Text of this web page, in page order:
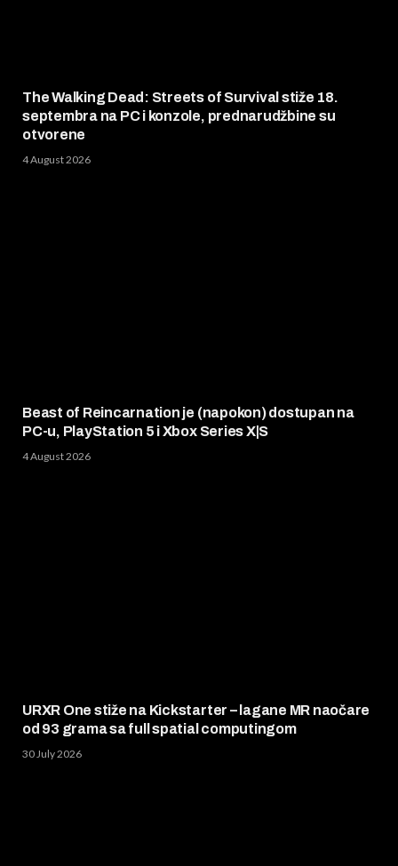
The Walking Dead: Streets of Survival stiže 18.
septembra na PC i konzole, prednarudžbine su
otvorene
4 August 2026
Beast of Reincarnation je (napokon) dostupan na
PC-u, PlayStation 5 i Xbox Series X|S
4 August 2026
URXR One stiže na Kickstarter – lagane MR naočare
od 93 grama sa full spatial computingom
30 July 2026